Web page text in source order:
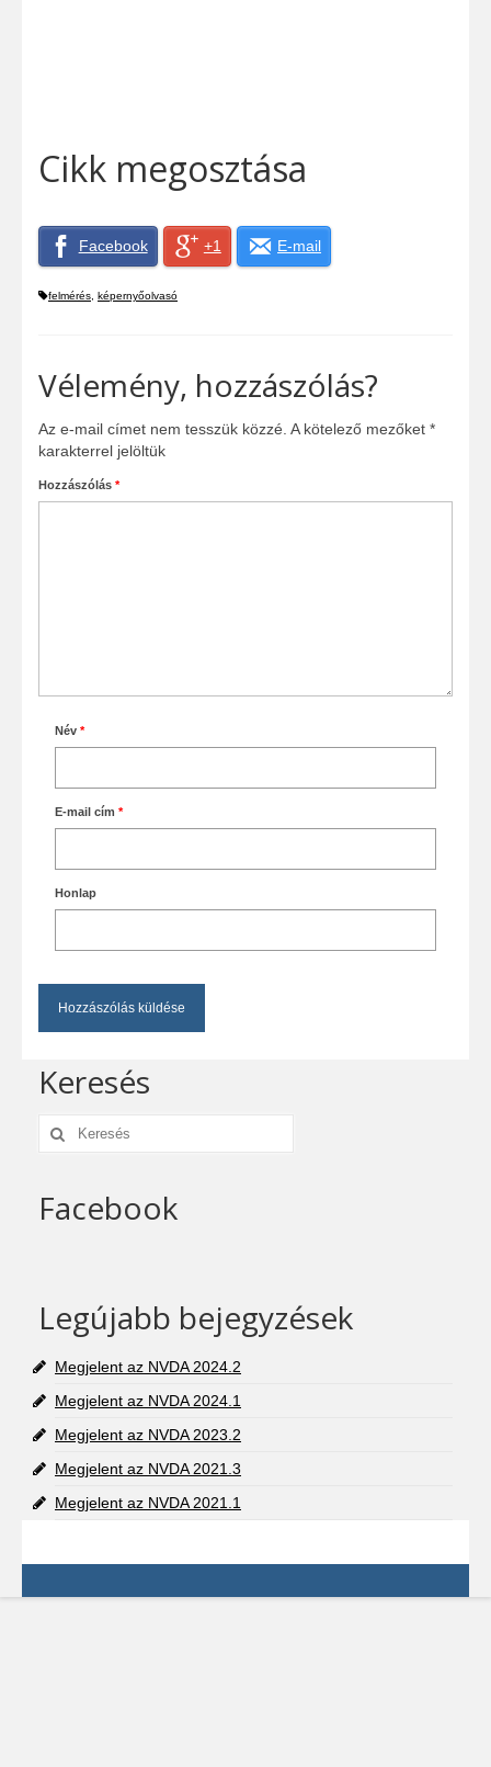
Cikk megosztása
Facebook +1 E-mail
felmérés, képernyőolvasó
Vélemény, hozzászólás?
Az e-mail címet nem tesszük közzé. A kötelező mezőket *
karakterrel jelöltük
Hozzászólás *
Név *
E-mail cím *
Honlap
Keresés
Keresés:
Facebook
Legújabb bejegyzések
Megjelent az NVDA 2024.2
Megjelent az NVDA 2024.1
Megjelent az NVDA 2023.2
Megjelent az NVDA 2021.3
Megjelent az NVDA 2021.1